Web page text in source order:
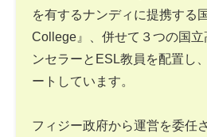
を有するナンディに提携する
College』、併せて３つの国
ンセラーとESL教員を配置し
ートしています。
フィジー政府から運営を委任